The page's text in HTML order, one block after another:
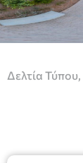
Δελτία Τύπου